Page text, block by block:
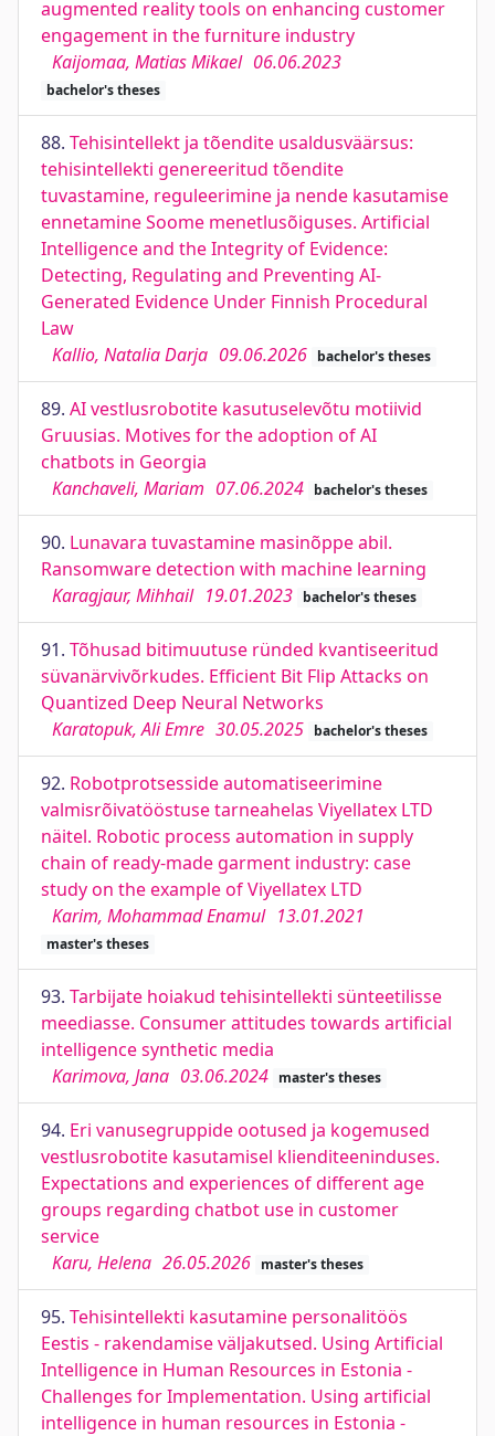
augmented reality tools on enhancing customer
engagement in the furniture industry
Kaijomaa, Matias Mikael 06.06.2023
bachelor's theses
88. Tehisintellekt ja tõendite usaldusväärsus:
tehisintellekti genereeritud tõendite
tuvastamine, reguleerimine ja nende kasutamise
ennetamine Soome menetlusõiguses. Artificial
Intelligence and the Integrity of Evidence:
Detecting, Regulating and Preventing AI-
Generated Evidence Under Finnish Procedural
Law
Kallio, Natalia Darja 09.06.2026 bachelor's theses
89. AI vestlusrobotite kasutuselevõtu motiivid
Gruusias. Motives for the adoption of AI
chatbots in Georgia
Kanchaveli, Mariam 07.06.2024 bachelor's theses
90. Lunavara tuvastamine masinõppe abil.
Ransomware detection with machine learning
Karagjaur, Mihhail 19.01.2023 bachelor's theses
91. Tõhusad bitimuutuse ründed kvantiseeritud
süvanärvivõrkudes. Efficient Bit Flip Attacks on
Quantized Deep Neural Networks
Karatopuk, Ali Emre 30.05.2025 bachelor's theses
92. Robotprotsesside automatiseerimine
valmisrõivatööstuse tarneahelas Viyellatex LTD
näitel. Robotic process automation in supply
chain of ready-made garment industry: case
study on the example of Viyellatex LTD
Karim, Mohammad Enamul 13.01.2021
master's theses
93. Tarbijate hoiakud tehisintellekti sünteetilisse
meediasse. Consumer attitudes towards artificial
intelligence synthetic media
Karimova, Jana 03.06.2024 master's theses
94. Eri vanusegruppide ootused ja kogemused
vestlusrobotite kasutamisel klienditeeninduses.
Expectations and experiences of different age
groups regarding chatbot use in customer
service
Karu, Helena 26.05.2026 master's theses
95. Tehisintellekti kasutamine personalitöös
Eestis - rakendamise väljakutsed. Using Artificial
Intelligence in Human Resources in Estonia -
Challenges for Implementation. Using artificial
intelligence in human resources in Estonia -